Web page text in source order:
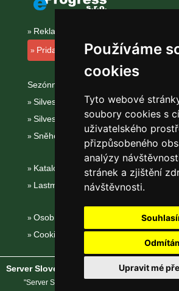
Používáme
cookies
Tyto webové
soubory cookies s
uživatelského
přizpůsobeného
analýzy
stránek a zjištění
návštěvnosti.
Upravit mé
Reklama na tomto serveru
Pridanie ubytovacieho zariadenia
Sezónní odkazy:
Silvester Malá Fatra
Silvestr na horách 2025/26
Sněhové zpravodajství
Katalog ubytování Malá Fatra
Lastminute Malá Fatra
Osobní údaje
Cookies
Server Slovenské hory ® - Copyright ©
"Server Slovenské hory" je registrovaná